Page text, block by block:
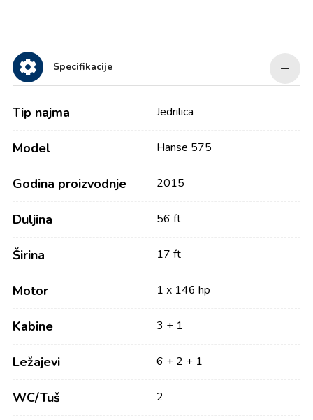
Specifikacije
Tip najma Jedrilica
Model Hanse 575
Godina proizvodnje 2015
Duljina 56 ft
Širina 17 ft
Motor 1 x 146 hp
Kabine 3 + 1
Ležajevi 6 + 2 + 1
WC/Tuš 2